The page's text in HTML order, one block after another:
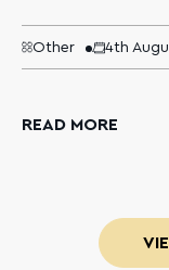
Other 4th
READ MORE